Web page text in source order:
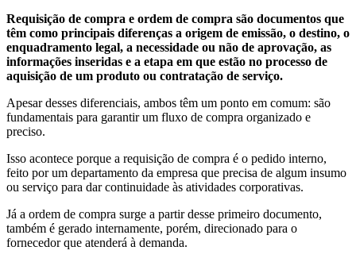
Requisição de compra e ordem de compra são documentos que
têm como principais diferenças a origem de emissão, o destino, o
enquadramento legal, a necessidade ou não de aprovação, as
informações inseridas e a etapa em que estão no processo de
aquisição de um produto ou contratação de serviço.
Apesar desses diferenciais, ambos têm um ponto em comum: são
fundamentais para garantir um fluxo de compra organizado e
preciso.
Isso acontece porque a requisição de compra é o pedido interno,
feito por um departamento da empresa que precisa de algum insumo
ou serviço para dar continuidade às atividades corporativas.
Já a ordem de compra surge a partir desse primeiro documento,
também é gerado internamente, porém, direcionado para o
fornecedor que atenderá à demanda.